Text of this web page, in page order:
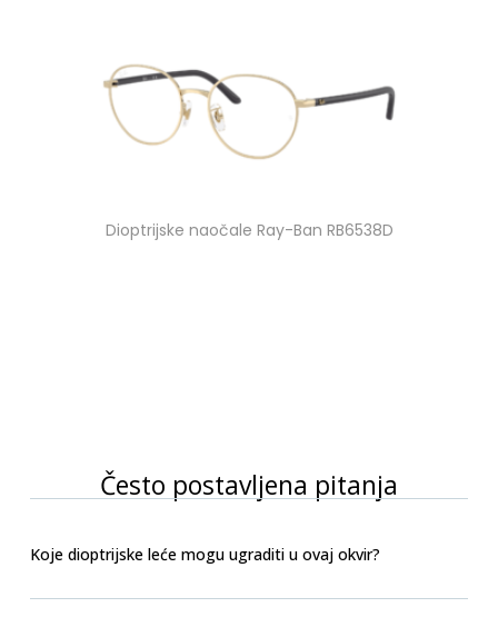
Dioptrijske naočale Ray-Ban RB6538D
Često postavljena pitanja
Koje dioptrijske leće mogu ugraditi u ovaj okvir?